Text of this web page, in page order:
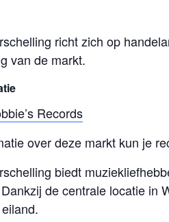
richt zich op
van de markt.
Records
over deze markt kun je
biedt
de centrale locatie in